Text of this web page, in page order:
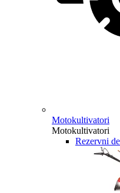
Motokultivatori
Motokultivatori
Rezervni